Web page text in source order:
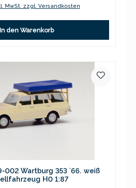
MwSt. zzgl. Versandkosten
In den Warenkorb
002 Wartburg 353 `66. weiß
H0 1:87